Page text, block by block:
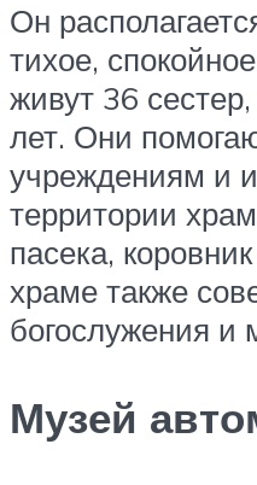
Он
тихое,
живут 36
лет. Они
учреждениям и
территории
пасека,
храме также
богослужения и
Музей